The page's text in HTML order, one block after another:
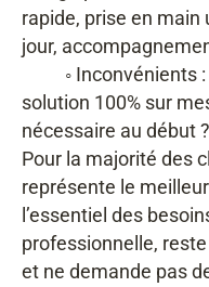
rapide, prise en main
jour,
◦ Inconvénients :
solution 100% sur
nécessaire au début
Pour la majorité des
représente le
l’essentiel des
professionnelle,
et ne demande pas